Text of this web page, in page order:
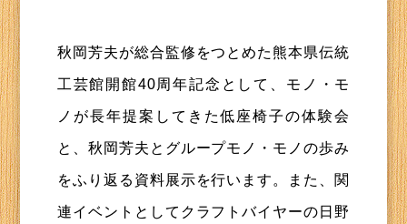
秋岡芳夫が総合監修をつとめた熊本県伝統
工芸館開館40周年記念として、モノ・モ
ノが長年提案してきた低座椅子の体験会
と、秋岡芳夫とグループモノ・モノの歩み
をふり返る資料展示を行います。また、関
連イベントとしてクラフトバイヤーの日野